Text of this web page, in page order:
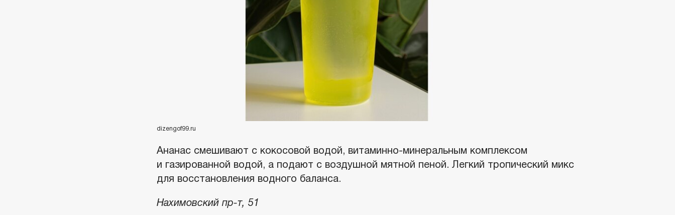
dizengof99.ru
Ананас смешивают с кокосовой водой, витаминно-минеральным комплексом
и газированной водой, а подают с воздушной мятной пеной. Легкий тропический микс
для восстановления водного баланса.
Нахимовский пр-т, 51